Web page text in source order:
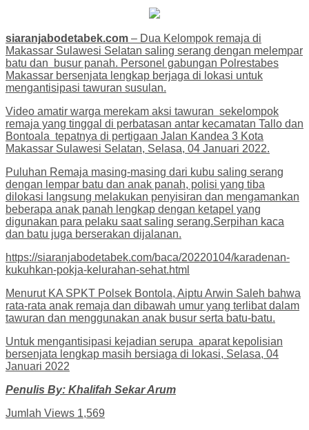
siaranjabodetabek.com – Dua Kelompok remaja di
Makassar Sulawesi Selatan saling serang dengan melempar
batu dan busur panah. Personel gabungan Polrestabes
Makassar bersenjata lengkap berjaga di lokasi untuk
mengantisipasi tawuran susulan.
Video amatir warga merekam aksi tawuran sekelompok
remaja yang tinggal di perbatasan antar kecamatan Tallo dan
Bontoala tepatnya di pertigaan Jalan Kandea 3 Kota
Makassar Sulawesi Selatan, Selasa, 04 Januari 2022.
Puluhan Remaja masing-masing dari kubu saling serang
dengan lempar batu dan anak panah, polisi yang tiba
dilokasi langsung melakukan penyisiran dan mengamankan
beberapa anak panah lengkap dengan ketapel yang
digunakan para pelaku saat saling serang.Serpihan kaca
dan batu juga berserakan dijalanan.
https://siaranjabodetabek.com/baca/20220104/karadenan-
kukuhkan-pokja-kelurahan-sehat.html
Menurut KA SPKT Polsek Bontola, Aiptu Arwin Saleh bahwa
rata-rata anak remaja dan dibawah umur yang terlibat dalam
tawuran dan menggunakan anak busur serta batu-batu.
Untuk mengantisipasi kejadian serupa aparat kepolisian
bersenjata lengkap masih bersiaga di lokasi, Selasa, 04
Januari 2022
Penulis By: Khalifah Sekar Arum
Jumlah Views 1,569